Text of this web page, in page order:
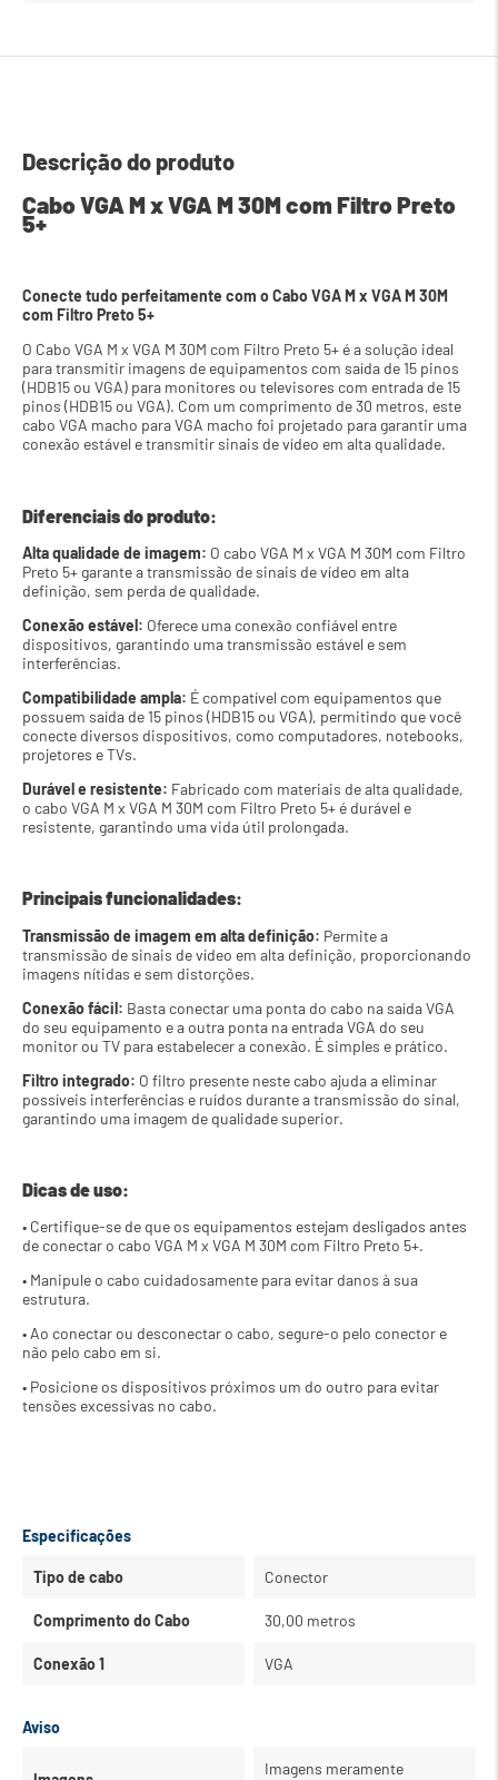
Descrição do produto
Cabo VGA M x VGA M 30M com Filtro Preto
5+
Conecte tudo perfeitamente com o Cabo VGA M x VGA M 30M
com Filtro Preto 5+
O Cabo VGA M x VGA M 30M com Filtro Preto 5+ é a solução ideal
para transmitir imagens de equipamentos com saída de 15 pinos
(HDB15 ou VGA) para monitores ou televisores com entrada de 15
pinos (HDB15 ou VGA). Com um comprimento de 30 metros, este
cabo VGA macho para VGA macho foi projetado para garantir uma
conexão estável e transmitir sinais de vídeo em alta qualidade.
Diferenciais do produto:
Alta qualidade de imagem: O cabo VGA M x VGA M 30M com Filtro
Preto 5+ garante a transmissão de sinais de vídeo em alta
definição, sem perda de qualidade.
Conexão estável: Oferece uma conexão confiável entre
dispositivos, garantindo uma transmissão estável e sem
interferências.
Compatibilidade ampla: É compatível com equipamentos que
possuem saída de 15 pinos (HDB15 ou VGA), permitindo que você
conecte diversos dispositivos, como computadores, notebooks,
projetores e TVs.
Durável e resistente: Fabricado com materiais de alta qualidade,
o cabo VGA M x VGA M 30M com Filtro Preto 5+ é durável e
resistente, garantindo uma vida útil prolongada.
Principais funcionalidades:
Transmissão de imagem em alta definição: Permite a
transmissão de sinais de vídeo em alta definição, proporcionando
imagens nítidas e sem distorções.
Conexão fácil: Basta conectar uma ponta do cabo na saída VGA
do seu equipamento e a outra ponta na entrada VGA do seu
monitor ou TV para estabelecer a conexão. É simples e prático.
Filtro integrado: O filtro presente neste cabo ajuda a eliminar
possíveis interferências e ruídos durante a transmissão do sinal,
garantindo uma imagem de qualidade superior.
Dicas de uso:
• Certifique-se de que os equipamentos estejam desligados antes
de conectar o cabo VGA M x VGA M 30M com Filtro Preto 5+.
• Manipule o cabo cuidadosamente para evitar danos à sua
estrutura.
• Ao conectar ou desconectar o cabo, segure-o pelo conector e
não pelo cabo em si.
• Posicione os dispositivos próximos um do outro para evitar
tensões excessivas no cabo.
Especificações
Tipo de cabo Conector
Comprimento do Cabo 30,00 metros
Conexão 1 VGA
Aviso
Imagens meramente